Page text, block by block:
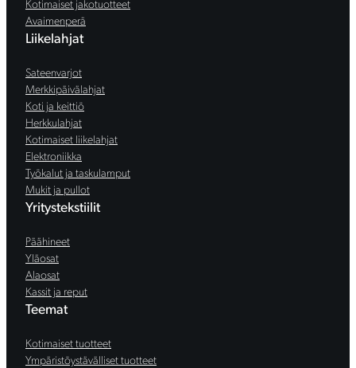
Kotimaiset jakotuotteet
Avaimenperä
Liikelahjat
Sateenvarjot
Merkkipäivälahjat
Koti ja keittiö
Herkkulahjat
Kotimaiset liikelahjat
Elektroniikka
Työkalut ja taskulamput
Mukit ja pullot
Yritystekstiilit
Päähineet
Yläosat
Alaosat
Kassit ja reput
Teemat
Kotimaiset tuotteet
Ympäristöystävälliset tuotteet